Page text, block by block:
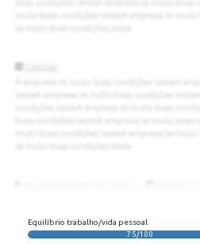
Equilíbrio trabalho/vida pessoal
75/100